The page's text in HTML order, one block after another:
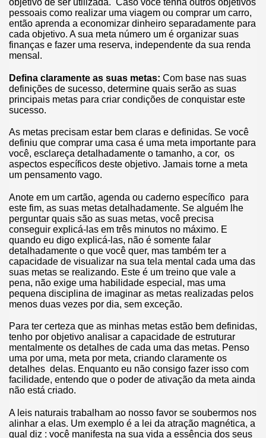
objetivo de ser utilizada. Caso você tenha outros objetivos
pessoais como realizar uma viagem ou comprar um carro,
então aprenda a economizar dinheiro separadamente para
cada objetivo. A sua meta número um é organizar suas
finanças e fazer uma reserva, independente da sua renda
mensal.
Defina claramente as suas metas: Com base nas suas
definições de sucesso, determine quais serão as suas
principais metas para criar condições de conquistar este
sucesso.
As metas precisam estar bem claras e definidas. Se você
definiu que comprar uma casa é uma meta importante para
você, esclareça detalhadamente o tamanho, a cor, os
aspectos específicos deste objetivo. Jamais torne a meta
um pensamento vago.
Anote em um cartão, agenda ou caderno específico para
este fim, as suas metas detalhadamente. Se alguém lhe
perguntar quais são as suas metas, você precisa
conseguir explicá-las em três minutos no máximo. E
quando eu digo explicá-las, não é somente falar
detalhadamente o que você quer, mas também ter a
capacidade de visualizar na sua tela mental cada uma das
suas metas se realizando. Este é um treino que vale a
pena, não exige uma habilidade especial, mas uma
pequena disciplina de imaginar as metas realizadas pelos
menos duas vezes por dia, sem exceção.
Para ter certeza que as minhas metas estão bem definidas,
tenho por objetivo analisar a capacidade de estruturar
mentalmente os detalhes de cada uma das metas. Penso
uma por uma, meta por meta, criando claramente os
detalhes delas. Enquanto eu não consigo fazer isso com
facilidade, entendo que o poder de ativação da meta ainda
não está criado.
A leis naturais trabalham ao nosso favor se soubermos nos
alinhar a elas. Um exemplo é a lei da atração magnética, a
qual diz : você manifesta na sua vida a essência dos seus